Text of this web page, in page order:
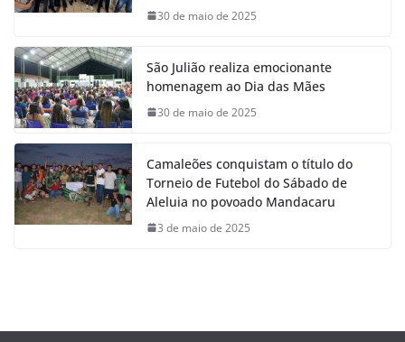
30 de maio de 2025
São Julião realiza emocionante
homenagem ao Dia das Mães
30 de maio de 2025
Camaleões conquistam o título do
Torneio de Futebol do Sábado de
Aleluia no povoado Mandacaru
3 de maio de 2025